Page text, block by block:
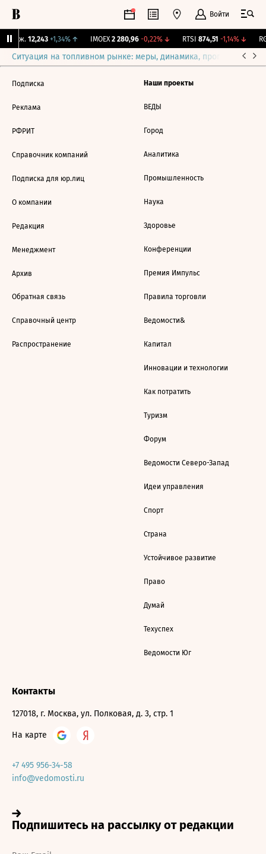
Войти
Бирж. 12,243 +1,34%↑ IMOEX 2 280,96 -0,22%↓ RTSI 874,51 -1,14%↓
Ситуация на топливном рынке: меры, динамика, прогнозы
Подписка
Реклама
РФРИТ
Справочник компаний
Подписка для юр.лиц
О компании
Редакция
Менеджмент
Архив
Обратная связь
Справочный центр
Распространение
Наши проекты
ВЕДЫ
Город
Аналитика
Промышленность
Наука
Здоровье
Конференции
Премия Импульс
Правила торговли
Ведомости&
Капитал
Инновации и технологии
Как потратить
Туризм
Форум
Ведомости Северо-Запад
Идеи управления
Спорт
Страна
Устойчивое развитие
Право
Думай
Техуспех
Ведомости Юг
Контакты
127018, г. Москва, ул. Полковая, д. 3, стр. 1
На карте
+7 495 956-34-58
info@vedomosti.ru